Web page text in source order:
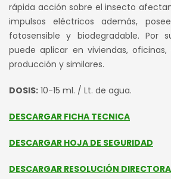
rápida acción sobre el insecto
impulsos eléctricos además,
fotosensible y biodegradable. Por
puede aplicar en viviendas,
producción y similares.
DOSIS: 10-15 ml. / Lt. de agua.
DESCARGAR FICHA TECNICA
DESCARGAR HOJA DE SEGURIDAD
DESCARGAR RESOLUCIÓN